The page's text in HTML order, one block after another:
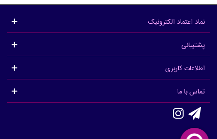
نماد اعتماد الکترونیک
پشتیبانی
اطلاعات کاربری
تماس با ما